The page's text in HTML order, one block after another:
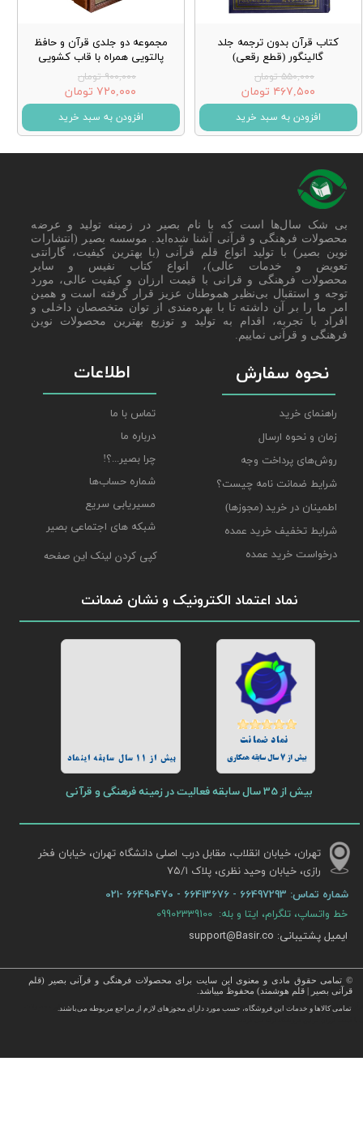
کتاب قرآن بدون ترجمه جلد
گالینگور (قطع رقعی)
۵۵۰,۰۰۰ تومان
۴۶۷,۵۰۰ تومان
افزودن به سبد خرید
مجموعه دو جلدی قرآن و حافظ
پالتویی همراه با قاب کشویی
۹۰۰,۰۰۰ تومان
۷۲۰,۰۰۰ تومان
افزودن به سبد خرید
نحوه سفارش
راهنمای خرید
زمان و نحوه ارسال
روش‌های پرداخت وجه
شرایط ضمانت نامه چیست؟
اطمینان در خرید (مجوزها)
شرایط تخفیف خرید عمده
درخواست خرید عمده
© تمامی حقوق مادی و معنوی این سایت برای محصولات فرهنگی و قرآنی بصیر (قلم
قرآنی بصیر | قلم هوشمند) محفوظ میباشد.
تمامی كالاها و خدمات این فروشگاه، حسب مورد دارای مجوزهای لازم از مراجع مربوطه می‌باشند.
، انواع قلم قرآنی ، انواع کتاب نفیس و قرآن نفیس , قرآن عروس , کتب نفیس و معطر , کتاب چرمی و سایر محصولات
نماد اعتماد الکترونیک و نشان ضمانت
بیش از 11 سال سابقه اینماد
بیش از 35 سال سابقه فعالیت در زمینه فرهنگی و قرآنی
بیش از 7 سال سابقه همکاری
اطلاعات
تماس با ما
درباره ما
چرا بصیر...؟!
شماره حساب‌ها
مسیریابی سریع
شبکه های اجتماعی بصیر
تهران، خیابان انقلاب، مقابل درب اصلی دانشگاه تهران، خیابان فخر
رازی، خیابان وحید نظری، پلاک ۷۵/۱​​​​​​​
شماره تماس:
بی شک سال‌ها است که با نام بصیر در زمینه تولید و عرضه
محصولات فرهنگی و قرآنی آشنا شده‌اید. موسسه بصیر (انتشارات
نوین بصیر) با تولید انواع قلم قرآنی (با بهترین کیفیت، گارانتی
تعویض و خدمات عالی)، انواع کتاب نفیس و سایر
محصولات فرهنگی و قرانی با قیمت ارزان و کیفیت عالی، مورد
توجه و استقبال بی‌نظیر هموطنان عزیز قرار گرفته است و همین
امر ما را بر آن داشته تا با بهره‌مندی از توان متخصصان داخلی و
افراد با تجربه، اقدام به تولید و توزیع بهترین محصولات نوین
فرهنگی و قرآنی نماییم.
خط واتساپ، تلگرام، ایتا و بله: 09902339100
ایمیل پشتیبانی: support@Basir.co
کپی کردن لینک این صفحه